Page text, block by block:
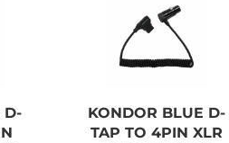
D-
KONDOR BLUE D-
TAP TO 4PIN XLR